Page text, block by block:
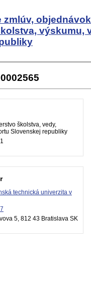
zmlúv,
výskumu,
školstva, vedy,
Slovenskej republiky
technická univerzita v
5, 812 43 Bratislava SK